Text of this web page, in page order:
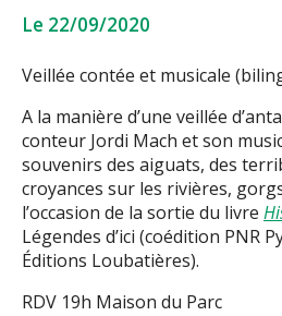
Le 22/09/2020
Veillée contée et musicale
A la manière d’une veillée
conteur Jordi Mach et son
souvenirs des aiguats, des
croyances sur les rivières,
l’occasion de la sortie du livre
Légendes d’ici (coédition PNR
Éditions Loubatières).
RDV 19h Maison du Parc